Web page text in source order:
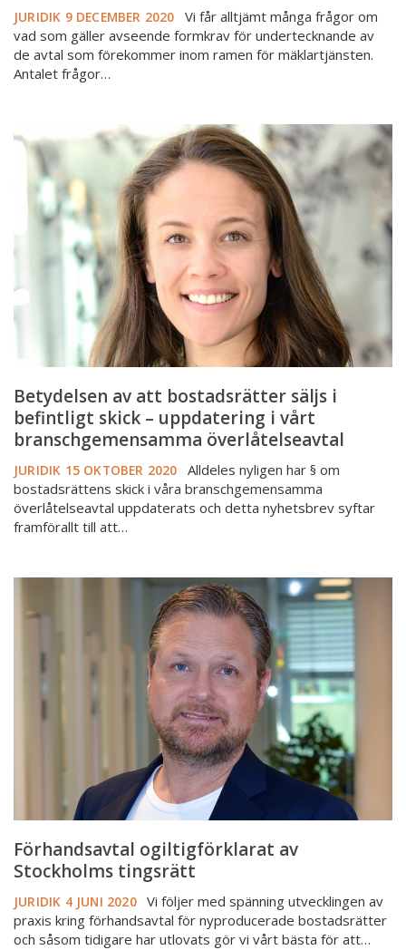
JURIDIK 9 DECEMBER 2020
Vi får alltjämt många frågor om
vad som gäller avseende formkrav för undertecknande av
de avtal som förekommer inom ramen för mäklartjänsten.
Antalet frågor…
av
bostadsrätter
befintligt
uppdatering
branschgemensamma
överlåtelseavtal
Betydelsen av att bostadsrätter säljs i
befintligt skick – uppdatering i vårt
branschgemensamma överlåtelseavtal
JURIDIK 15 OKTOBER 2020
Alldeles nyligen har § om
bostadsrättens skick i våra branschgemensamma
överlåtelseavtal uppdaterats och detta nyhetsbrev syftar
framförallt till att…
Förhandsavtal
Förhandsavtal ogiltigförklarat av
Stockholms tingsrätt
JURIDIK 4 JUNI 2020 Vi följer med spänning utvecklingen av
praxis kring förhandsavtal för nyproducerade bostadsrätter
och såsom tidigare har utlovats gör vi vårt bästa för att…